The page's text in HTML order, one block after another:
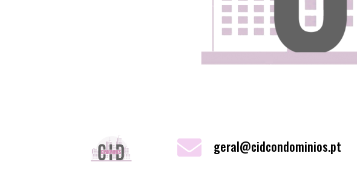
geral@cidcondominios.pt